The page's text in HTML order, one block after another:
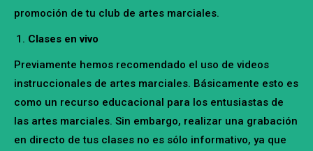
promoción de tu club de artes marciales.
Clases en vivo
Previamente hemos recomendado el uso de videos
instruccionales de artes marciales. Básicamente esto es
como un recurso educacional para los entusiastas de
las artes marciales. Sin embargo, realizar una grabación
en directo de tus clases no es sólo informativo, ya que